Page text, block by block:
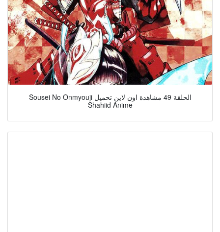
Sousei No Onmyouji الحلقة 49 مشاهدة اون لاين تحميل
Shahiid Anime